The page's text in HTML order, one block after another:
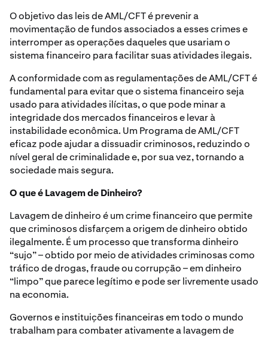
O objetivo das leis de AML/CFT é prevenir a
movimentação de fundos associados a esses crimes e
interromper as operações daqueles que usariam o
sistema financeiro para facilitar suas atividades ilegais.
A conformidade com as regulamentações de AML/CFT é
fundamental para evitar que o sistema financeiro seja
usado para atividades ilícitas, o que pode minar a
integridade dos mercados financeiros e levar à
instabilidade econômica. Um Programa de AML/CFT
eficaz pode ajudar a dissuadir criminosos, reduzindo o
nível geral de criminalidade e, por sua vez, tornando a
sociedade mais segura.
O que é Lavagem de Dinheiro?
Lavagem de dinheiro é um crime financeiro que permite
que criminosos disfarçem a origem de dinheiro obtido
ilegalmente. É um processo que transforma dinheiro
“sujo” – obtido por meio de atividades criminosas como
tráfico de drogas, fraude ou corrupção – em dinheiro
“limpo” que parece legítimo e pode ser livremente usado
na economia.
Governos e instituições financeiras em todo o mundo
trabalham para combater ativamente a lavagem de